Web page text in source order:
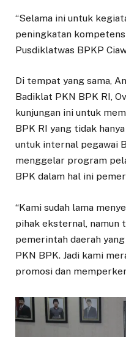
“Selama ini untuk
peningkatan
Pusdiklatwas BPKP
Di tempat yang sama,
Badiklat PKN BPK RI,
kunjungan ini untuk
BPK RI yang tidak
untuk internal pegawai
menggelar program
BPK dalam hal ini
“Kami sudah lama
pihak eksternal, namun
pemerintah daerah
PKN BPK. Jadi kami
promosi dan